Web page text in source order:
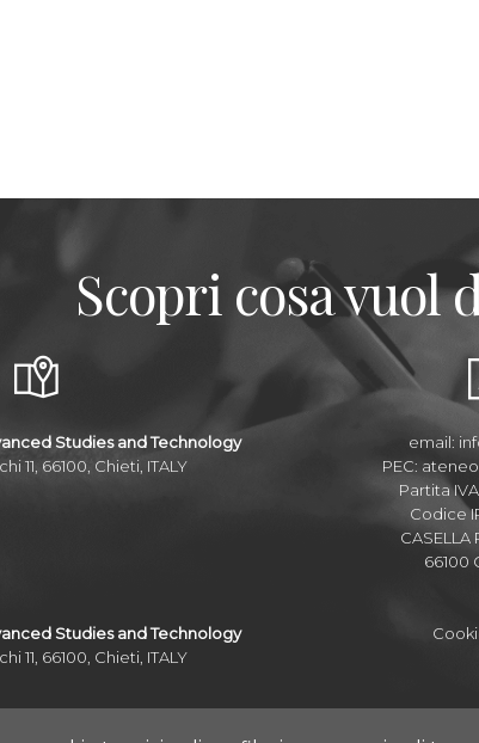
Scopri cosa vuol
Studies and Technology
11, 66100, Chieti, ITALY
email:
PEC:
Partita
Codice
CASELLA
66100
Studies and Technology
11, 66100, Chieti, ITALY